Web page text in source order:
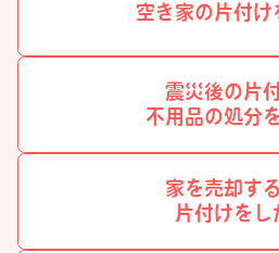
空き家の片付け
震災後の片
不用品の処分
家を売却す
片付けをし